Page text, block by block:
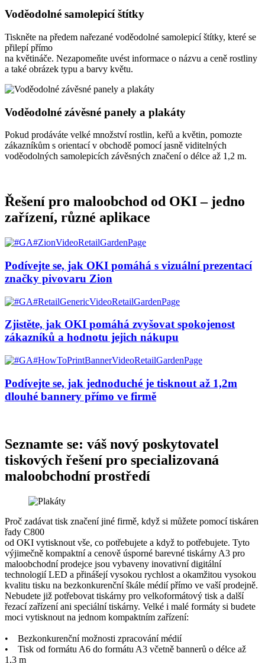
Voděodolné samolepicí štítky
Tiskněte na předem nařezané voděodolné samolepicí štítky, které se
přilepí přímo
na květináče. Nezapomeňte uvést informace o názvu a ceně rostliny
a také obrázek typu a barvy květu.
Voděodolné závěsné panely a plakáty
Pokud prodáváte velké množství rostlin, keřů a květin, pomozte
zákazníkům s orientací v obchodě pomocí jasně viditelných
voděodolných samolepicích závěsných značení o délce až 1,2 m.
Řešení pro maloobchod od OKI – jedno
zařízení, různé aplikace
Podívejte se, jak OKI pomáhá s vizuální prezentací
značky pivovaru Zion
Zjistěte, jak OKI pomáhá zvyšovat spokojenost
zákazníků a hodnotu jejich nákupu
Podívejte se, jak jednoduché je tisknout až 1,2m
dlouhé bannery přímo ve firmě
Seznamte se: váš nový poskytovatel
tiskových řešení pro specializovaná
maloobchodní prostředí
Proč zadávat tisk značení jiné firmě, když si můžete pomocí tiskáren
řady C800
od OKI vytisknout vše, co potřebujete a když to potřebujete. Tyto
výjimečně kompaktní a cenově úsporné barevné tiskárny A3 pro
maloobchodní prodejce jsou vybaveny inovativní digitální
technologií LED a přinášejí vysokou rychlost a okamžitou vysokou
kvalitu tisku na bezkonkurenční škále médií přímo ve vaší prodejně.
Nebudete již potřebovat tiskárny pro velkoformátový tisk a další
řezací zařízení ani speciální tiskárny. Velké i malé formáty si budete
moci vytisknout na jednom kompaktním zařízení:
• Bezkonkurenční možnosti zpracování médií
• Tisk od formátu A6 do formátu A3 včetně bannerů o délce až
1,3 m